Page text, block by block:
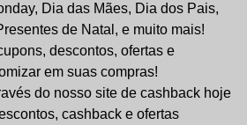
Dia das Mães, Dia dos Pais,
de Natal, e muito mais!
descontos, ofertas e
em suas compras!
do nosso site de cashback hoje
cashback e ofertas